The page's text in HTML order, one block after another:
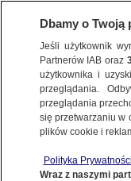
ŚWIAT
Bilans
Dbamy o Twoją
Jeśli użytkownik
Partnerów IAB oraz
użytkownika i
przeglądania.
przeglądania
się przetwarzaniu w
plików cookie i
Polityka Prywatności
Wraz z naszymi